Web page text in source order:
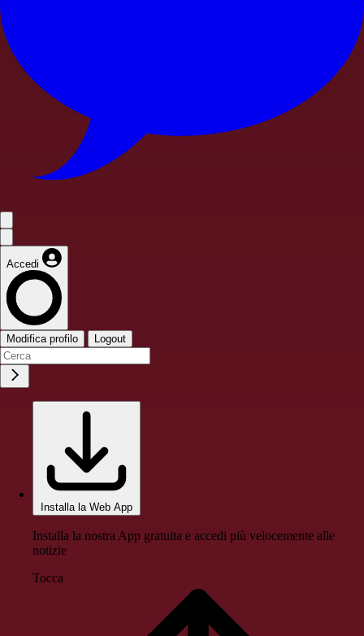
Accedi
Modifica profilo Logout
Installa la Web App
Installa la nostra App gratuita e accedi più velocemente alle
notizie
Tocca